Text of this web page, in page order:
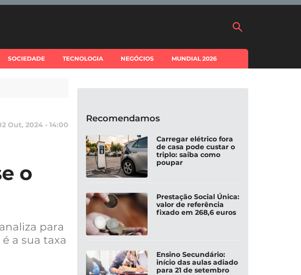
SOCIEDADE TECNOLOGIA NEGÓCIOS MUNDIAL 2026
Out, 2024 - 14:00
o
para
a sua taxa
Recomendamos
Carregar elétrico fora
de casa pode custar o
triplo: saiba como
poupar
Prestação Social Única:
valor de referência
fixado em 268,6 euros
Ensino Secundário:
início das aulas adiado
para 21 de setembro